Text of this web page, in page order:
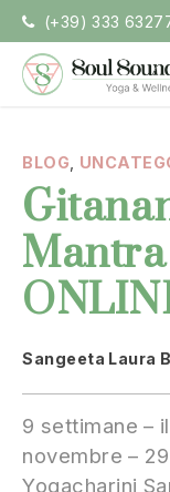
contenuto
(+39) 333
BLOG
Sangeeta Laura
9 settimane –
novembre –
Yogacharini